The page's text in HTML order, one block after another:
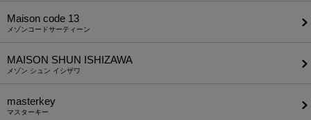
Maison code 13
メゾンコードサーティーン
MAISON SHUN ISHIZAWA
メゾン シュン イシザワ
masterkey
マスターキー